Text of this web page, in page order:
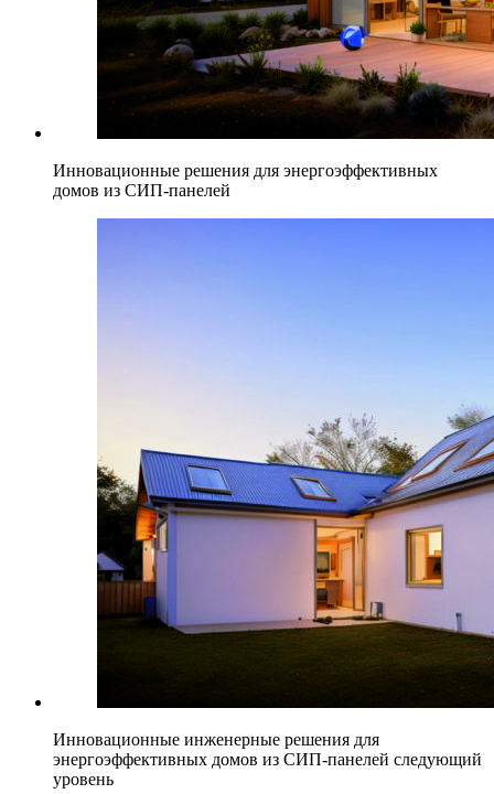
Инновационные решения для энергоэффективных
домов из СИП-панелей
Инновационные инженерные решения для
энергоэффективных домов из СИП-панелей следующий
уровень